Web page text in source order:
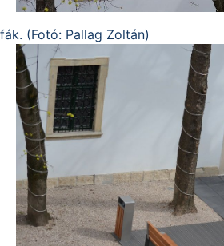
(Fotó: Pallag Zoltán)